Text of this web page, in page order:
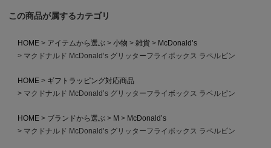
この商品が属するカテゴリ
HOME アイテムから選ぶ 小物 雑貨
McDonald’s
マクドナルド McDonald’s グリッターフライボックス ラペルピン
HOME
ギフトラッピング対応商品
マクドナルド McDonald’s グリッターフライボックス ラペルピン
HOME ブランドから選ぶ M
McDonald’s
マクドナルド McDonald’s グリッターフライボックス ラペルピン